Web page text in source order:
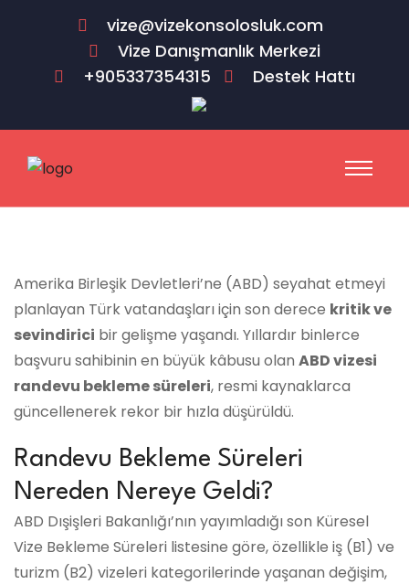
vize@vizekonsolosluk.com
Vize Danışmanlık Merkezi
+905337354315
Destek Hattı
Amerika Birleşik Devletleri’ne (ABD) seyahat etmeyi
planlayan Türk vatandaşları için son derece kritik ve
sevindirici bir gelişme yaşandı. Yıllardır binlerce
başvuru sahibinin en büyük kâbusu olan ABD vizesi
randevu bekleme süreleri, resmi kaynaklarca
güncellenerek rekor bir hızla düşürüldü.
Randevu Bekleme Süreleri
Nereden Nereye Geldi?
ABD Dışişleri Bakanlığı’nın yayımladığı son Küresel
Vize Bekleme Süreleri listesine göre, özellikle iş (B1) ve
turizm (B2) vizeleri kategorilerinde yaşanan değişim,